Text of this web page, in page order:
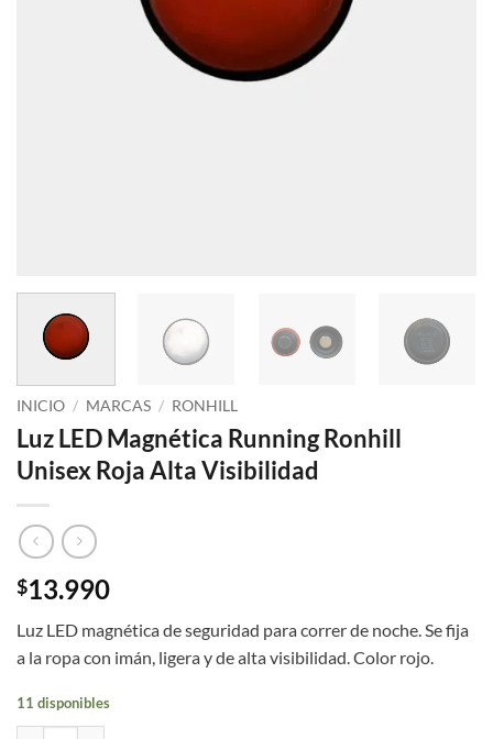
INICIO / MARCAS / RONHILL
Luz LED Magnética Running Ronhill
Unisex Roja Alta Visibilidad
$13.990
Luz LED magnética de seguridad para correr de noche. Se fija
a la ropa con imán, ligera y de alta visibilidad. Color rojo.
11 disponibles